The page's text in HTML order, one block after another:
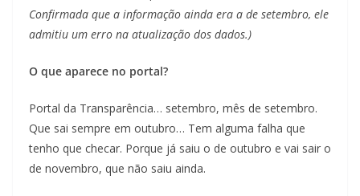
Confirmada que a informação ainda era a de setembro, ele
admitiu um erro na atualização dos dados.)
O que aparece no portal?
Portal da Transparência… setembro, mês de setembro.
Que sai sempre em outubro… Tem alguma falha que
tenho que checar. Porque já saiu o de outubro e vai sair o
de novembro, que não saiu ainda.